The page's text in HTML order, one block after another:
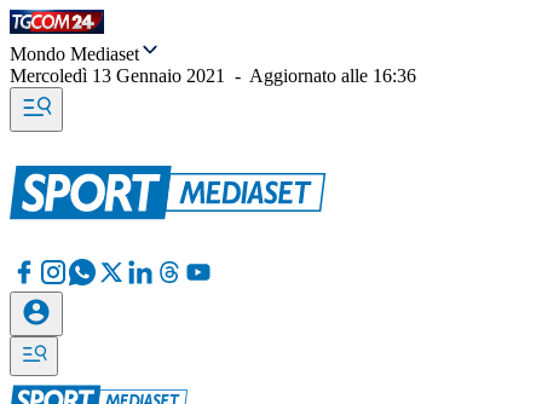
Mondo Mediaset
Mercoledì 13 Gennaio 2021
- Aggiornato alle 16:36